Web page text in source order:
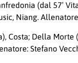
(dal 57′
Niang.
Costa; Della Morte
Stefano